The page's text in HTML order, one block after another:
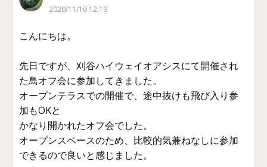
2020/11/10 12:19
こんにちは。
先日ですが、刈谷ハイウェイオアシスにて開催され
た鳥オフ会に参加してきました。
オープンテラスでの開催で、途中抜けも飛び入り参
加もOKと
かなり開かれたオフ会でした。
オープンスペースのため、比較的気兼ねなしに参加
できるので良いと感じました。